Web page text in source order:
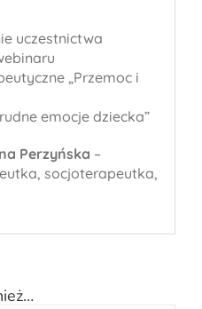
uczestnictwa
„Przemoc i
emocje dziecka”
Perzyńska –
socjoterapeutka,